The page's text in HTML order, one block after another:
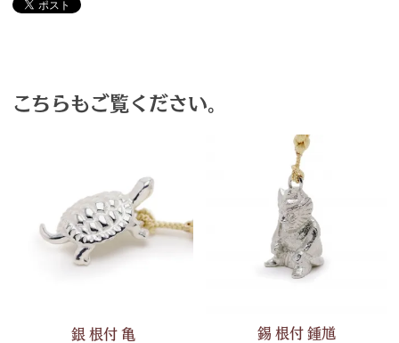
こちらもご覧ください。
銀 根付 亀 錫 根付 鍾馗